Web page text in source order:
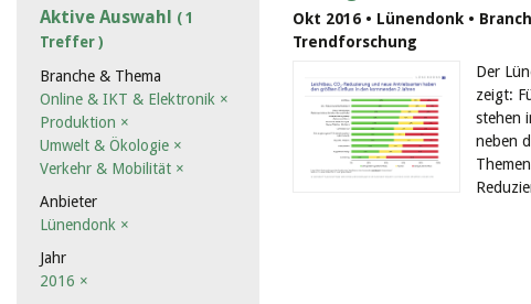
Okt 2016 • Lünendonk •
Trendforschung
Der
zeigt:
stehen
neben
Aktive Auswahl ( 1
Treffer )
Branche & Thema
Online & IKT & Elektronik ×
Produktion ×
Umwelt & Ökologie ×
Verkehr & Mobilität ×
Anbieter
Lünendonk ×
Jahr
2016 ×